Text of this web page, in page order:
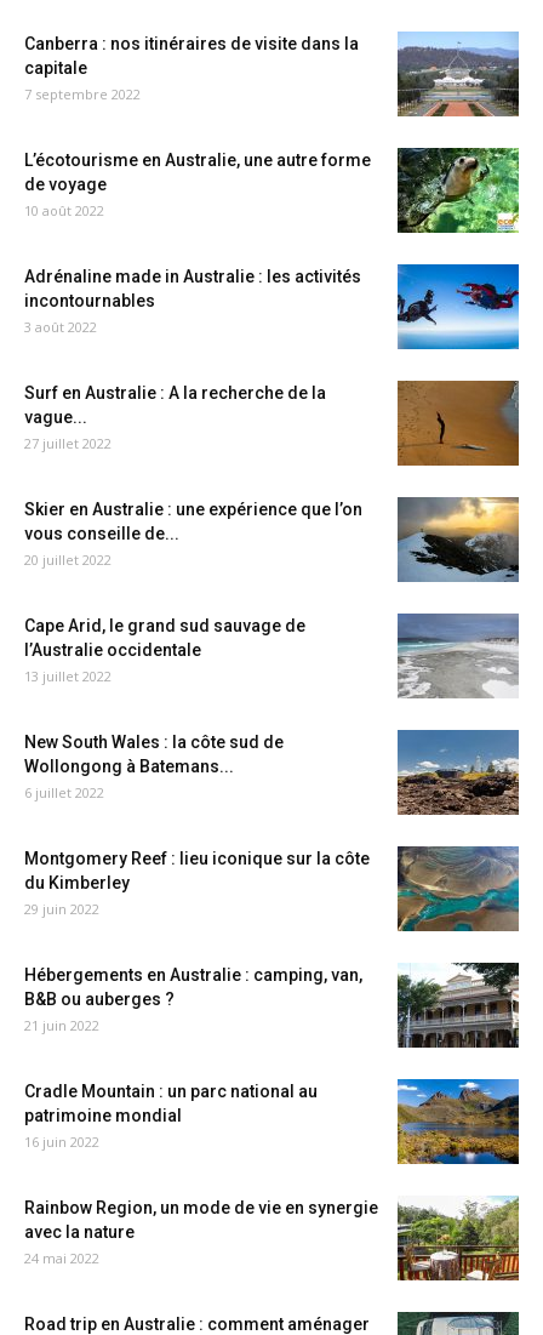
Canberra : nos itinéraires de visite dans la
capitale
7 septembre 2022
L’écotourisme en Australie, une autre forme
de voyage
10 août 2022
Adrénaline made in Australie : les activités
incontournables
3 août 2022
Surf en Australie : A la recherche de la
vague...
27 juillet 2022
Skier en Australie : une expérience que l’on
vous conseille de...
20 juillet 2022
Cape Arid, le grand sud sauvage de
l’Australie occidentale
13 juillet 2022
New South Wales : la côte sud de
Wollongong à Batemans...
6 juillet 2022
Montgomery Reef : lieu iconique sur la côte
du Kimberley
29 juin 2022
Hébergements en Australie : camping, van,
B&B ou auberges ?
21 juin 2022
Cradle Mountain : un parc national au
patrimoine mondial
16 juin 2022
Rainbow Region, un mode de vie en synergie
avec la nature
24 mai 2022
Road trip en Australie : comment aménager